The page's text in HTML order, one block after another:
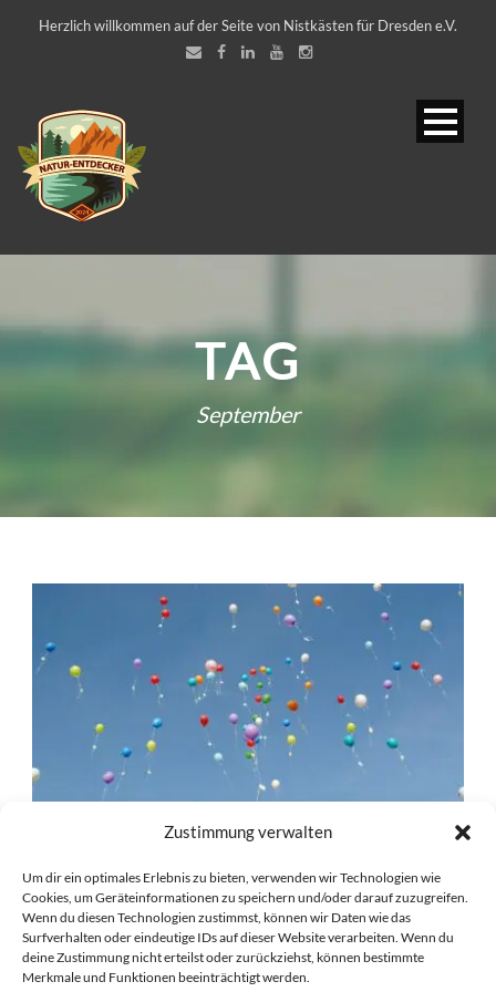
Zustimmung verwalten
Um dir ein optimales Erlebnis zu bieten, verwenden wir Technologien wie
Cookies, um Geräteinformationen zu speichern und/oder darauf zuzugreifen.
Wenn du diesen Technologien zustimmst, können wir Daten wie das
Surfverhalten oder eindeutige IDs auf dieser Website verarbeiten. Wenn du
deine Zustimmung nicht erteilst oder zurückziehst, können bestimmte
Merkmale und Funktionen beeinträchtigt werden.
Herzlich willkommen auf der Seite von Nistkästen für Dresden e.V.
TAG
September
ERFOLGREICHE 99 FUNKEN
KAMPAGNE